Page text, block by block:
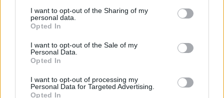
I want to opt-out of the Sharing of my
personal data.
Opted In
I want to opt-out of the Sale of my
Personal Data.
Opted In
I want to opt-out of processing my
Personal Data for Targeted Advertising.
Opted In